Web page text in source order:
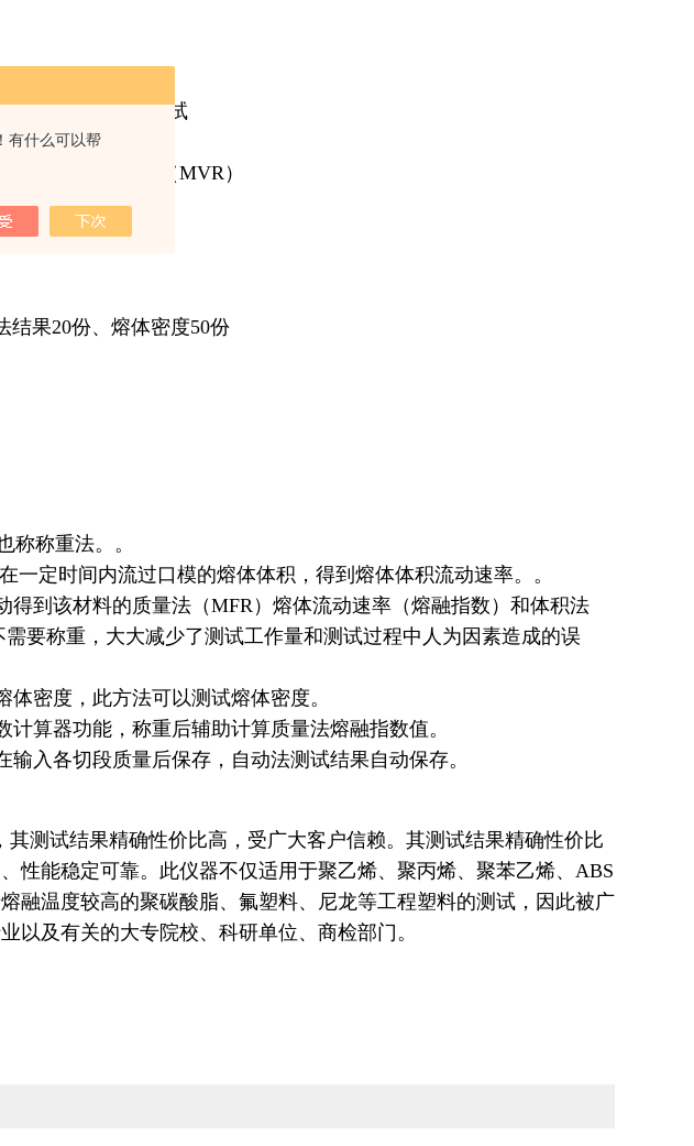
有什么可以帮
）、熔体密度测试
240 cm3/10min（MVR）
仪器调整时）
结果20份、熔体密度50份
称重法。。
定时间内流过口模的熔体体积，得到熔体体积流动速率。。
到该材料的质量法（MFR）熔体流动速率（熔融指数）和体积法
要称重，大大减少了测试工作量和测试过程中人为因素造成的误
密度，此方法可以测试熔体密度。
计算器功能，称重后辅助计算质量法熔融指数值。
入各切段质量后保存，自动法测试结果自动保存。
其测试结果精确性价比高，受广大客户信赖。 其测试结果精确性价比
性能稳定可靠。此仪器不仅适用于聚乙烯、聚丙烯、聚苯乙烯、ABS
融温度较高的聚碳酸脂、氟塑料、尼龙等工程塑料的测试，因此被广
以及有关的大专院校、科研单位、商检部门。